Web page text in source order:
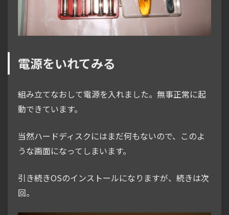
電源をいれてみる
組み立てなおして電源を入れました。無事正常に起
動できています。
当然ハードディスクにはまだ何もないので、このよ
うな画面になってしまいます。
引き続きOSのインストールになりますが、続きは次
回。